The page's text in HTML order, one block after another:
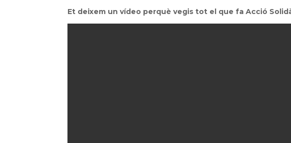
Et deixem un vídeo perquè vegis tot el que fa Acció